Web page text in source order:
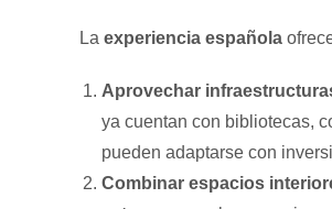
La experiencia española
Aprovechar
ya cuentan con bibliotecas,
pueden adaptarse con
Combinar espacios